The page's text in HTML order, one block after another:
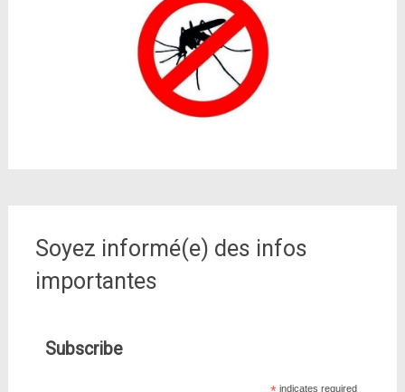
Soyez informé(e) des infos
importantes
Subscribe
indicates required